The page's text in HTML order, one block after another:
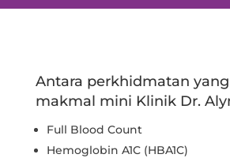
Antara perkhidmatan
makmal mini Klinik Dr.
Full Blood Count
Hemoglobin A1C (HBA1C)